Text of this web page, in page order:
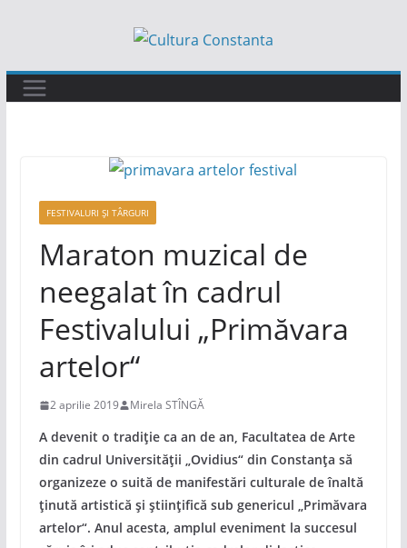
conținut
FESTIVALURI ȘI TÂRGURI
Maraton muzical de
neegalat în cadrul
Festivalului „Primăvara
artelor“
2 aprilie 2019 Mirela STÎNGĂ
A devenit o tradiție ca an de an, Facultatea de Arte
din cadrul Universității „Ovidius“ din Constanța să
organizeze o suită de manifestări culturale de înaltă
ținută artistică și științifică sub genericul „Primăvara
artelor“. Anul acesta, amplul eveniment la succesul